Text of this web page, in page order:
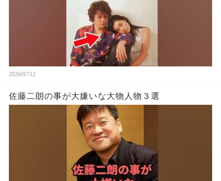
2026/07/12
佐藤二朗の事が大嫌いな大物人物３選